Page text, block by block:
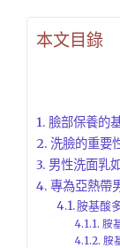
本文目錄
臉部保養的
洗臉的重要
男性洗面乳
專為亞熱帶
胺基酸
胺
胺